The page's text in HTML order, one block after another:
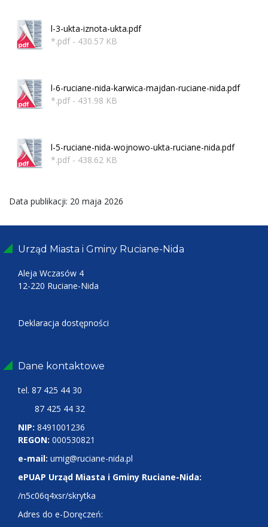
l-3-ukta-iznota-ukta.pdf
*.pdf - 430.57 KB
l-6-ruciane-nida-karwica-majdan-ruciane-nida.pdf
*.pdf - 431.98 KB
l-5-ruciane-nida-wojnowo-ukta-ruciane-nida.pdf
*.pdf - 438.62 KB
Data publikacji: 20 maja 2026
Urząd Miasta i Gminy Ruciane-Nida
Aleja Wczasów 4
12-220 Ruciane-Nida
Deklaracja dostępności
Dane kontaktowe
tel. 87 425 44 30
87 425 44 32
NIP: 8491001236
REGON: 000530821
e-mail: umig@ruciane-nida.pl
ePUAP Urząd Miasta i Gminy Ruciane-Nida:
/n5c06q4xsr/skrytka
Adres do e-Doręczeń: